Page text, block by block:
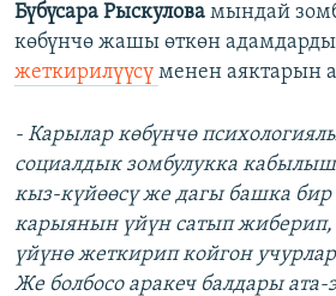
Бүбүсара Рыскулова мындай
көбүнчө жашы өткөн
жеткирилүүсү менен аяктарын
- Карылар көбүнчө
социалдык зомбулукка
кыз-күйөөсү же дагы башка бир
карыянын үйүн сатып жиберип,
үйүнө жеткирип койгон
Же болбосо аракеч балдары ата-